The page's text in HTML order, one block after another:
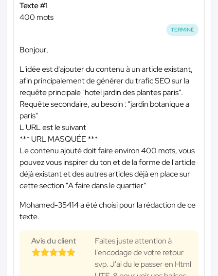
Texte #1
400 mots
TERMINÉ
Bonjour,
L'idée est d'ajouter du contenu à un article existant,
afin principalement de générer du trafic SEO sur la
requête principale "hotel jardin des plantes paris".
Requête secondaire, au besoin : "jardin botanique a
paris"
L'URL est le suivant
*** URL MASQUÉE ***
Le contenu ajouté doit faire environ 400 mots, vous
pouvez vous inspirer du ton et de la forme de l'article
déjà existant et des autres articles déjà en place sur
cette section "A faire dans le quartier"
Mohamed-35414 a été choisi pour la rédaction de ce
texte.
Avis du client
Faites juste attention à
l'encodage de votre retour
svp. J'ai du le passer en Html